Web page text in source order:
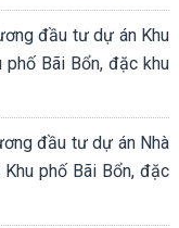
đầu tư dự án Khu
Bãi Bổn, đặc khu
đầu tư dự án Nhà
phố Bãi Bổn, đặc